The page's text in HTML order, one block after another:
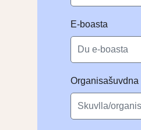
E-boasta
Organisašuvdna